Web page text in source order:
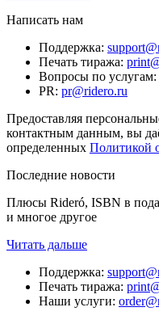
Написать нам
Поддержка:
Печать тиража:
Вопросы по услугам:
PR: pr@ridero.ru
Предоставляя
контактным данным, вы
определенных Политикой
Последние новости
Плюсы Rideró, ISBN в
и многое другое
Читать дальше
Поддержка:
Печать тиража:
Наши услуги: